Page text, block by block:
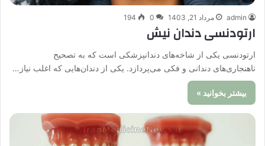
admin مرداد 21, 1403 0
194
ارتودنسی دندان نیش
ارتودنسی یکی از شاخه‌های دندانپزشکی است که به تصحیح
ناهنجاری‌های دندانی و فکی می‌پردازد. یکی از دندان‌هایی که اغلب نیاز…
بیشتر بخوانید »